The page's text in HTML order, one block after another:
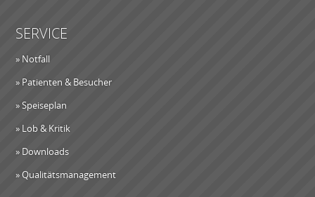
SERVICE
» Notfall
» Patienten & Besucher
» Speiseplan
» Lob & Kritik
» Downloads
» Qualitätsmanagement